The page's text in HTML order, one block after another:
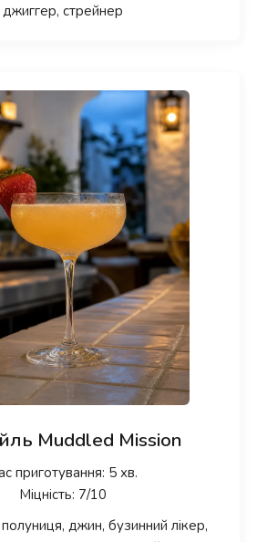
джиггер, стрейнер
Muddled Mission
приготування: 5 хв.
Міцність: 7/10
полуниця, джин, бузинний лікер,